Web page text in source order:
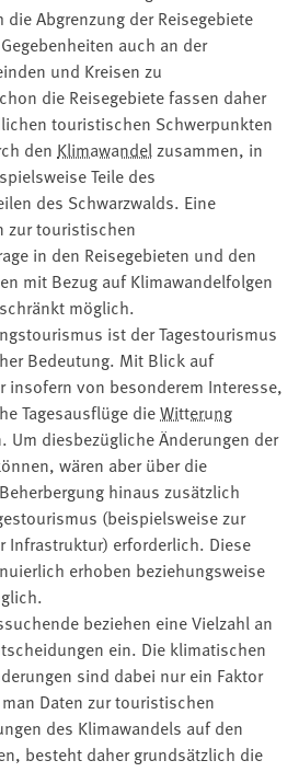
Abgrenzung der Reisegebiete
auch an der
und Kreisen zu
die Reisegebiete fassen daher
touristischen Schwerpunkten
den Klimawandel zusammen, in
Teile des
des Schwarzwalds. Eine
zur touristischen
in den Reisegebieten und den
mit Bezug auf Klimawandelfolgen
möglich.
ist der Tagestourismus
Bedeutung. Mit Blick auf
insofern von besonderem Interesse,
Tagesausflüge dieWitterung
Um diesbezügliche Änderungen der
wären aber über die
hinaus zusätzlich
(beispielsweise zur
Infrastruktur) erforderlich. Diese
erhoben beziehungsweise
beziehen eine Vielzahl an
ein. Die klimatischen
sind dabei nur ein Faktor
Daten zur touristischen
des Klimawandels auf den
besteht daher grundsätzlich die